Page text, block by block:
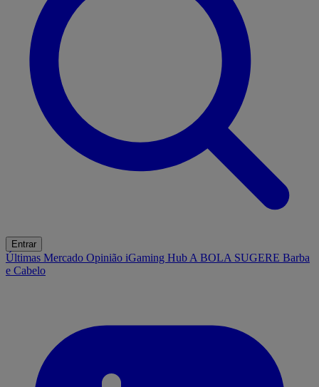
Entrar
Últimas Mercado Opinião iGaming Hub A BOLA SUGERE Barba
e Cabelo